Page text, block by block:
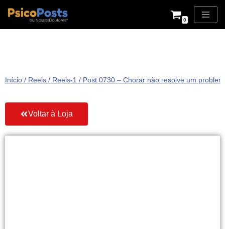
Pular
0
Início / Reels / Reels-1 / Post 0730 – Chorar não resolve um
Voltar à Loja